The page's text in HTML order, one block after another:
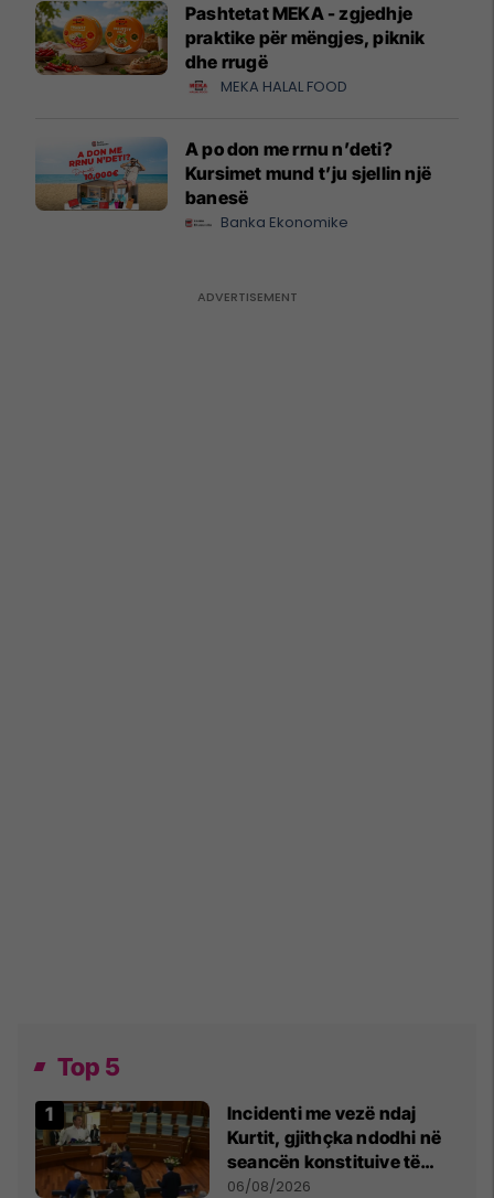
Pashtetat MEKA - zgjedhje
praktike për mëngjes, piknik
dhe rrugë
MEKA HALAL FOOD
A po don me rrnu n’deti?
Kursimet mund t’ju sjellin një
banesë
Banka Ekonomike
Top 5
Incidenti me vezë ndaj
Kurtit, gjithçka ndodhi në
seancën konstituive të
Kuvendit
06/08/2026